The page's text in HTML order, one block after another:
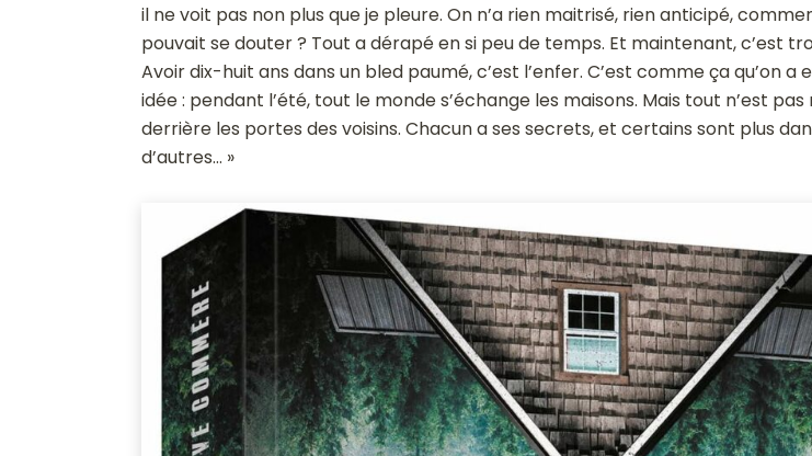
il ne voit pas non plus que je pleure. On n’a rien maitrisé, rien anticipé,
pouvait se douter ? Tout a dérapé en si peu de temps. Et maintenant, c’est
Avoir dix-huit ans dans un bled paumé, c’est l’enfer. C’est comme ça qu’on a
idée : pendant l’été, tout le monde s’échange les maisons. Mais tout n’est pas
derrière les portes des voisins. Chacun a ses secrets, et certains sont plus
d’autres… »